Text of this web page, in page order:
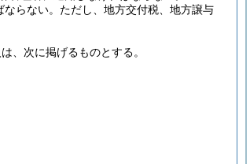
らない。 ただし、地方交付税、地方譲与
、次に掲げるものとする。